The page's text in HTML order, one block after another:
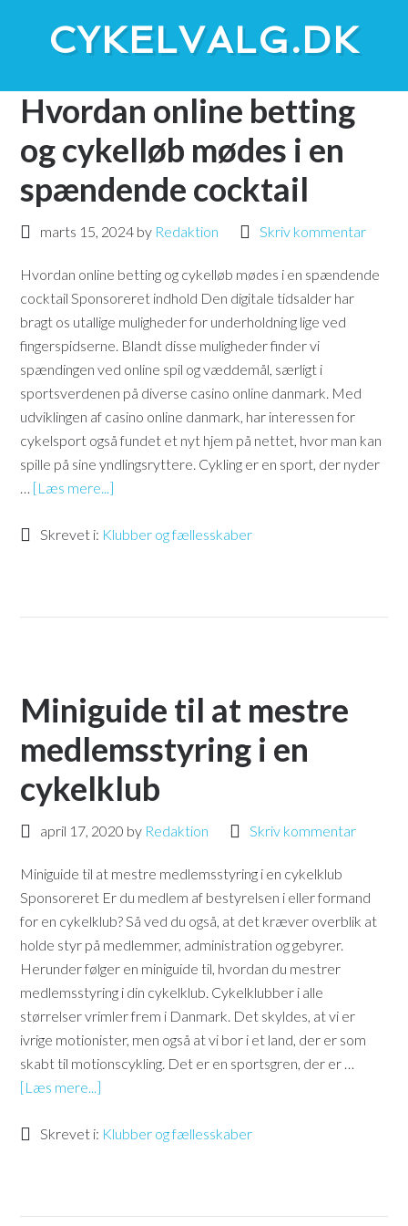
CYKELVALG.DK
Hvordan online betting
og cykelløb mødes i en
spændende cocktail
marts 15, 2024 by Redaktion Skriv kommentar
Hvordan online betting og cykelløb mødes i en spændende
cocktail Sponsoreret indhold Den digitale tidsalder har
bragt os utallige muligheder for underholdning lige ved
fingerspidserne. Blandt disse muligheder finder vi
spændingen ved online spil og væddemål, særligt i
sportsverdenen på diverse casino online danmark. Med
udviklingen af casino online danmark, har interessen for
cykelsport også fundet et nyt hjem på nettet, hvor man kan
spille på sine yndlingsryttere. Cykling er en sport, der nyder
… [Læs mere...]
Skrevet i: Klubber og fællesskaber
Miniguide til at mestre
medlemsstyring i en
cykelklub
april 17, 2020 by Redaktion Skriv kommentar
Miniguide til at mestre medlemsstyring i en cykelklub
Sponsoreret Er du medlem af bestyrelsen i eller formand
for en cykelklub? Så ved du også, at det kræver overblik at
holde styr på medlemmer, administration og gebyrer.
Herunder følger en miniguide til, hvordan du mestrer
medlemsstyring i din cykelklub. Cykelklubber i alle
størrelser vrimler frem i Danmark. Det skyldes, at vi er
ivrige motionister, men også at vi bor i et land, der er som
skabt til motionscykling. Det er en sportsgren, der er …
[Læs mere...]
Skrevet i: Klubber og fællesskaber